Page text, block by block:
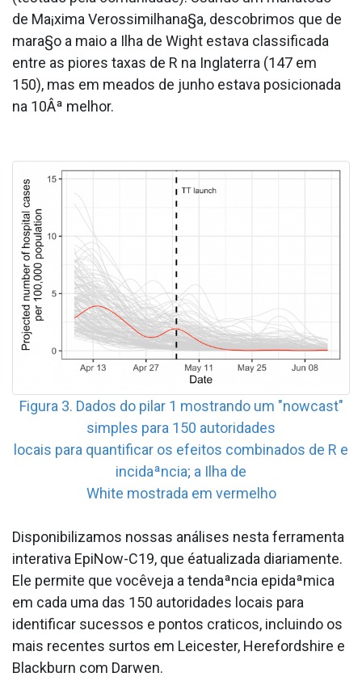
de Ma¡xima Verossimilhana§a, descobrimos que de
mara§o a maio a Ilha de Wight estava classificada
entre as piores taxas de R na Inglaterra (147 em
150), mas em meados de junho estava posicionada
na 10Âª melhor.
Figura 3. Dados do pilar 1 mostrando um "nowcast"
simples para 150 autoridades
locais para quantificar os efeitos combinados de R e
incidaªncia; a Ilha de
White mostrada em vermelho
Disponibilizamos nossas análises nesta ferramenta
interativa EpiNow-C19, que éatualizada diariamente.
Ele permite que vocêveja a tendaªncia epidaªmica
em cada uma das 150 autoridades locais para
identificar sucessos e pontos cra­ticos, incluindo os
mais recentes surtos em Leicester, Herefordshire e
Blackburn com Darwen.